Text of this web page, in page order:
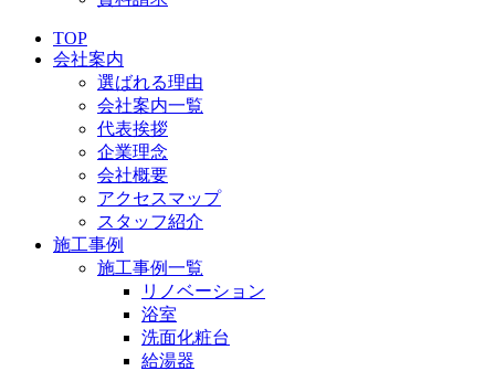
TOP
会社案内
選ばれる理由
会社案内一覧
代表挨拶
企業理念
会社概要
アクセスマップ
スタッフ紹介
施工事例
施工事例一覧
リノベーション
浴室
洗面化粧台
給湯器